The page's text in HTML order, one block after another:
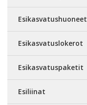
Esikasvatushuoneet
Esikasvatuslokerot
Esikasvatuspaketit
Esiliinat